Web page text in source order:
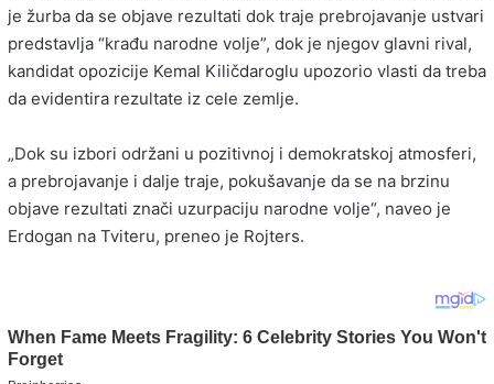
je žurba da se objave rezultati dok traje prebrojavanje ustvari
predstavlja “krađu narodne volje”, dok je njegov glavni rival,
kandidat opozicije Kemal Kiličdaroglu upozorio vlasti da treba
da evidentira rezultate iz cele zemlje.
„Dok su izbori održani u pozitivnoj i demokratskoj atmosferi,
a prebrojavanje i dalje traje, pokušavanje da se na brzinu
objave rezultati znači uzurpaciju narodne volje“, naveo je
Erdogan na Tviteru, preneo je Rojters.